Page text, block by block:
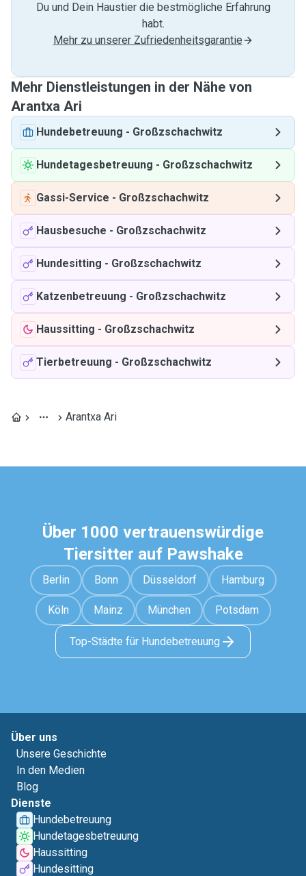
Du und Dein Haustier die bestmögliche Erfahrung
habt.
Mehr zu unserer Zufriedenheitsgarantie
Mehr Dienstleistungen in der Nähe von
Arantxa Ari
Hundebetreuung - Großzschachwitz
Hundetagesbetreuung - Großzschachwitz
Gassi-Service - Großzschachwitz
Hausbesuche - Großzschachwitz
Hundesitting - Großzschachwitz
Katzenbetreuung - Großzschachwitz
Haussitting - Großzschachwitz
Tierbetreuung - Großzschachwitz
Arantxa Ari
Über 1000 vertrauenswürdige
Tiersitter auf Pawshake
Berlin Bonn Düsseldorf Hamburg
Köln Mainz München Potsdam
Top-Städte für Hundebetreuung
Über uns
Unsere Geschichte
In den Medien
Blog
Dienste
Hundebetreuung
Hundetagesbetreuung
Haussitting
Hundesitting